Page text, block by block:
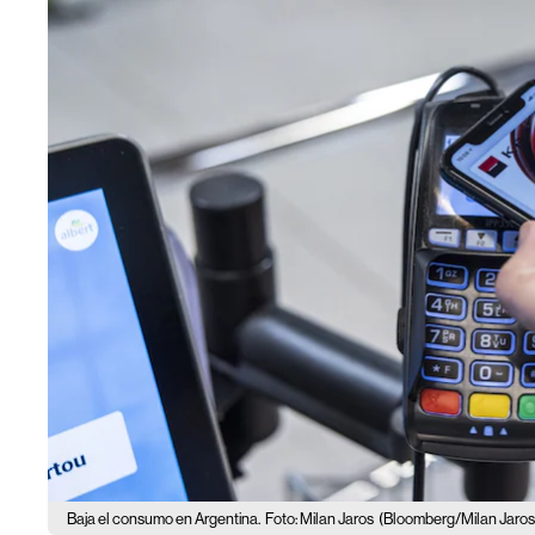
Baja el consumo en Argentina. Foto: Milan Jaros (Bloomberg/Milan